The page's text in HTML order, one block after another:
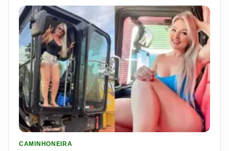
CAMINHONEIRA